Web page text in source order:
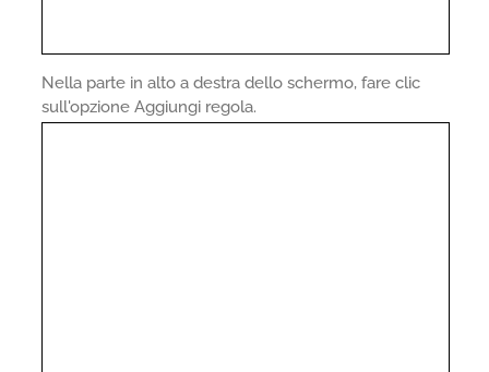
Nella parte in alto a destra dello schermo, fare clic
sull'opzione Aggiungi regola.